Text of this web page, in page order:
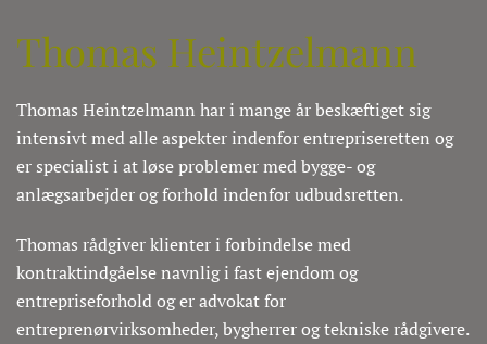
Thomas Heintzelmann
Thomas Heintzelmann har i mange år beskæftiget sig
intensivt med alle aspekter indenfor entrepriseretten og
er specialist i at løse problemer med bygge- og
anlægsarbejder og forhold indenfor udbudsretten.
Thomas rådgiver klienter i forbindelse med
kontraktindgåelse navnlig i fast ejendom og
entrepriseforhold og er advokat for
entreprenørvirksomheder, bygherrer og tekniske rådgivere.